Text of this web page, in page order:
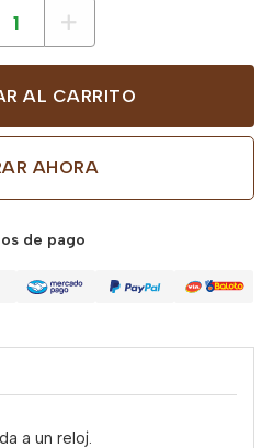
AL CARRITO
AHORA
de pago
a un reloj.